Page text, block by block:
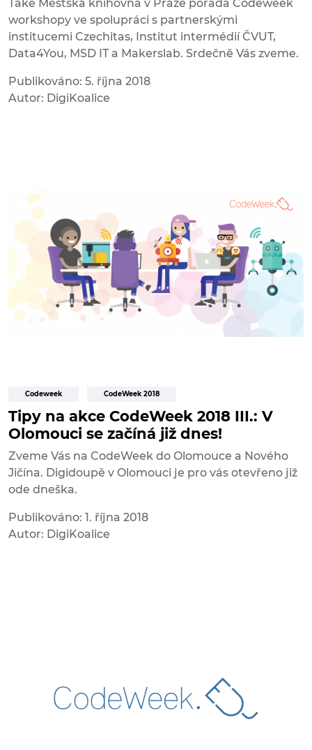
Také Městská knihovna v Praze pořádá Codeweek
workshopy ve spolupráci s partnerskými
institucemi Czechitas, Institut intermédií ČVUT,
Data4You, MSD IT a Makerslab. Srdečně Vás zveme.
Publikováno: 5. října 2018
Autor: DigiKoalice
Codeweek CodeWeek 2018
Tipy na akce CodeWeek 2018 III.: V
Olomouci se začíná již dnes!
Zveme Vás na CodeWeek do Olomouce a Nového
Jičína. Digidoupě v Olomouci je pro vás otevřeno již
ode dneška.
Publikováno: 1. října 2018
Autor: DigiKoalice